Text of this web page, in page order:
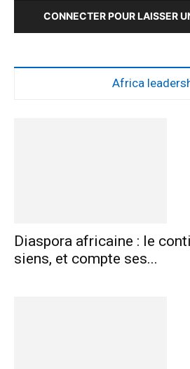
CONNECTER POUR LAISSER
Africa
Diaspora africaine : le
siens, et compte ses...